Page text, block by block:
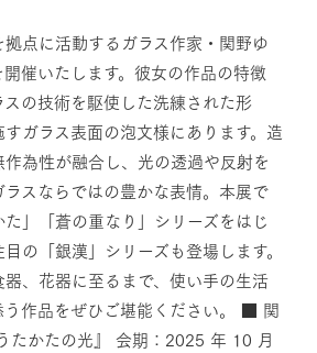
点に活動するガラス作家・関野ゆ
催いたします。彼女の作品の特徴
の技術を駆使した洗練された形
ガラス表面の泡文様にあります。造
為性が融合し、光の透過や反射を
スならではの豊かな表情。本展で
」「蒼の重なり」シリーズをはじ
の「銀漢」シリーズも登場します。
、花器に至るまで、使い手の生活
う作品をぜひご堪能ください。 ■ 関
たかたの光』 会期：2025 年 10 月